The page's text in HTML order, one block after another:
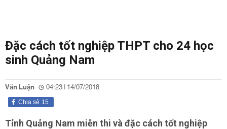
Đặc cách tốt nghiệp THPT cho 24 học
sinh Quảng Nam
Văn Luận 04:23 | 14/07/2018
15
Chia sẻ
Tỉnh Quảng Nam miễn thi và đặc cách tốt nghiệp